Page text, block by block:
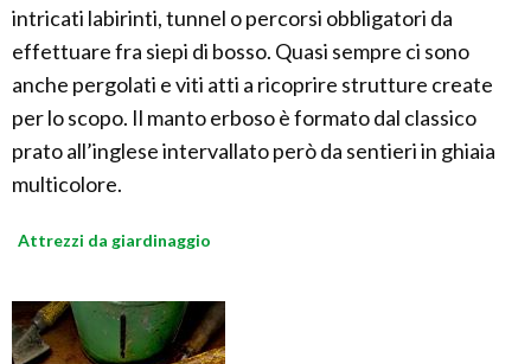
intricati labirinti, tunnel o percorsi obbligatori da
effettuare fra siepi di bosso. Quasi sempre ci sono
anche pergolati e viti atti a ricoprire strutture create
per lo scopo. Il manto erboso è formato dal classico
prato all’inglese intervallato però da sentieri in ghiaia
multicolore.
Attrezzi da giardinaggio